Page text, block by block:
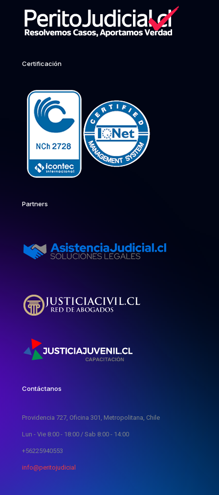
Certificación
Partners
Contáctanos
Providencia 727, Oficina 301, Metropolitana, Chile
Lun - Vie 8:00 - 18:00 / Sab 8:00 - 14:00
+56225940553
info@peritojudicial